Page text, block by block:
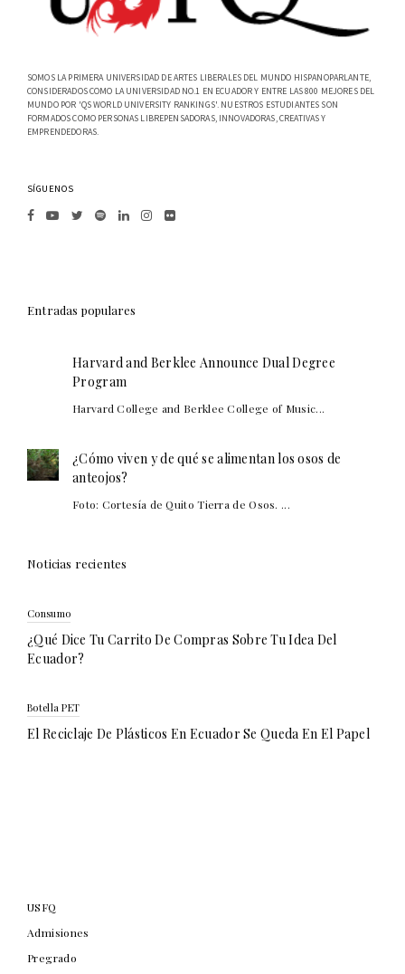
SOMOS LA PRIMERA UNIVERSIDAD DE ARTES LIBERALES DEL MUNDO HISPANOPARLANTE,
CONSIDERADOS COMO LA UNIVERSIDAD NO.1 EN ECUADOR Y ENTRE LAS 800 MEJORES DEL
MUNDO POR 'QS WORLD UNIVERSITY RANKINGS'. NUESTROS ESTUDIANTES SON
FORMADOS COMO PERSONAS LIBREPENSADORAS, INNOVADORAS, CREATIVAS Y
EMPRENDEDORAS.
SÍGUENOS
Entradas populares
Harvard and Berklee Announce Dual Degree
Program
Harvard College and Berklee College of Music...
¿Cómo viven y de qué se alimentan los osos de
anteojos?
Foto: Cortesía de Quito Tierra de Osos. ...
Noticias recientes
Consumo
¿Qué Dice Tu Carrito De Compras Sobre Tu Idea Del
Ecuador?
Botella PET
El Reciclaje De Plásticos En Ecuador Se Queda En El Papel
USFQ
Admisiones
Pregrado